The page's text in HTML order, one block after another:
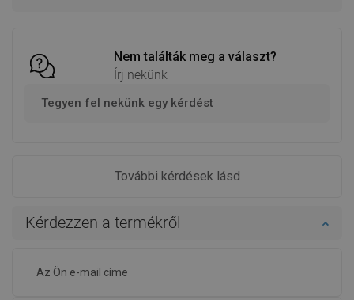
Nem találták meg a választ?
Írj nekünk
Tegyen fel nekünk egy kérdést
További kérdések lásd
Kérdezzen a termékről